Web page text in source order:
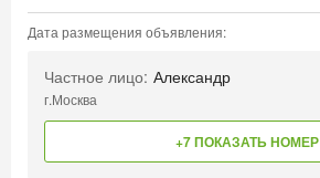
Дата размещения объявления:
Частное лицо: Александр
г.Москва
+7 ПОКАЗАТЬ НОМЕР